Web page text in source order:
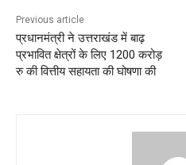
Previous article
प्रधानमंत्री ने उत्तराखंड में बाढ़
प्रभावित क्षेत्रों के लिए 1200 करोड़
रु की वित्तीय सहायता की घोषणा की